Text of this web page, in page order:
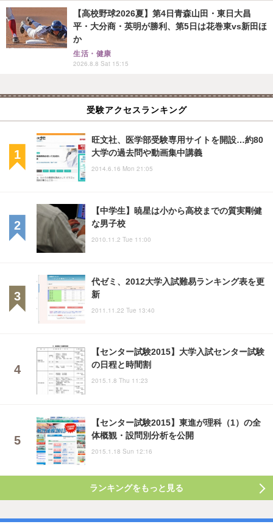
【高校野球2026夏】第4日青森山田・東日大昌
平・大分商・英明が勝利、第5日は花巻東vs新田ほ
か
生活・健康
2026.8.8 Sat 15:15
受験アクセスランキング
旺文社、医学部受験専用サイトを開設…約80
大学の過去問や動画集中講義
2014.6.16 Mon 21:05
【中学生】暁星は小から高校までの質実剛健
な男子校
2010.11.2 Tue 11:00
代ゼミ、2012大学入試難易ランキング表を更
新
2011.11.22 Tue 13:40
【センター試験2015】大学入試センター試験
の日程と時間割
2015.1.8 Thu 11:23
【センター試験2015】東進が理科（1）の全
体概観・設問別分析を公開
2015.1.18 Sun 12:16
ランキングをもっと見る